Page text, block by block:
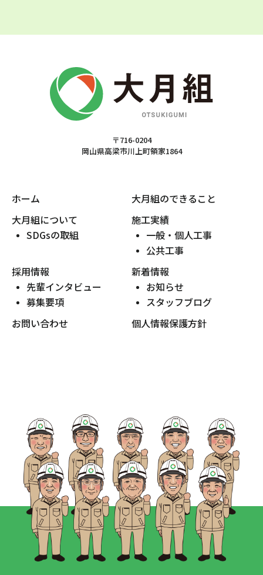
〒716-0204
岡山県高梁市川上町領家1864
ホーム
大月組のできること
大月組について
SDGsの取組
施工実績
一般・個人工事
公共工事
採用情報
先輩インタビュー
募集要項
新着情報
お知らせ
スタッフブログ
お問い合わせ
個人情報保護方針